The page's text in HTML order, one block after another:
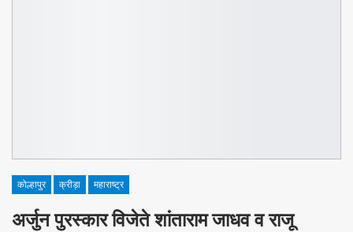
कोल्हापुर क्रीड़ा महाराष्ट्र
अर्जुन पुरस्कार विजेते शांताराम जाधव व राजू